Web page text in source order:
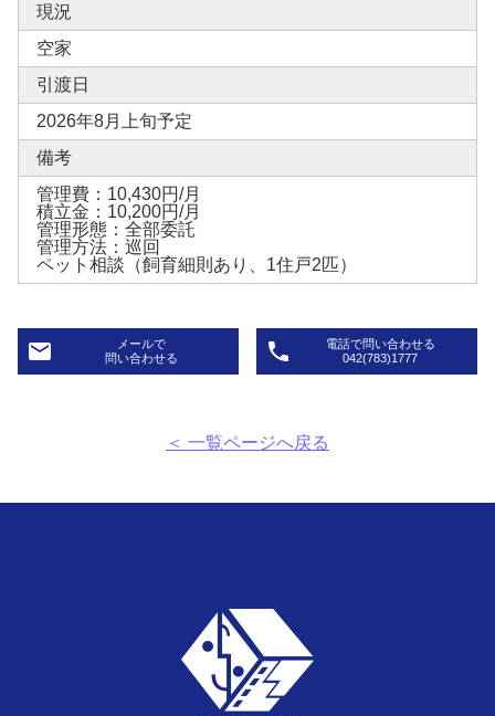
現況
空家
引渡日
2026年8月上旬予定
備考
管理費：10,430円/月
積立金：10,200円/月
管理形態：全部委託
管理方法：巡回
ペット相談（飼育細則あり、1住戸2匹）
email
メールで
問い合わせる
phone
電話で問い合わせる
042(783)1777
＜ 一覧ページへ戻る